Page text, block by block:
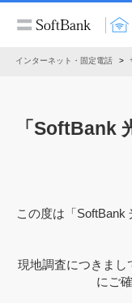
インターネット・固定電話
「SoftBank
この度は「SoftBank
現地調査につきまし
にご